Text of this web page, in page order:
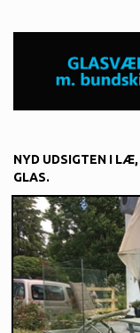
NYD UDSIGTEN I
GLAS.